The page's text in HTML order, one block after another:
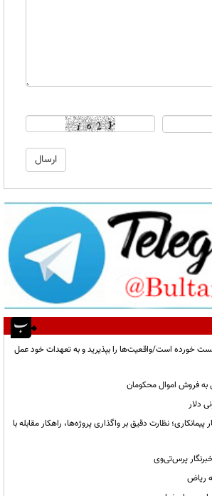
خورده است/واقعیت‌ها را بپذیرید و به تعهدات خود عمل
به فروش اموال محکومان
دلار
نظارت دقیق بر واگذاری پروژه‌ها، راهکار مقابله با
پرس‌تی‌وی
ریاض